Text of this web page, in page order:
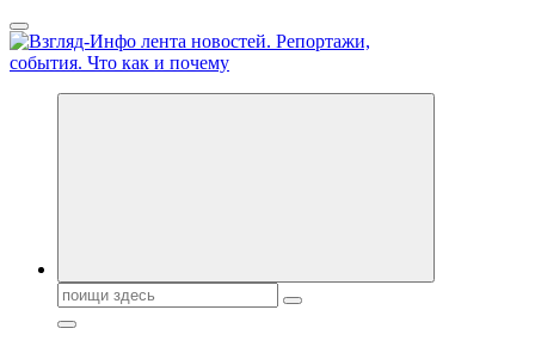
Перейти
к
содержанию
Обо всем и обо всех, что зачем и почему. Новости политики,
Поиск: